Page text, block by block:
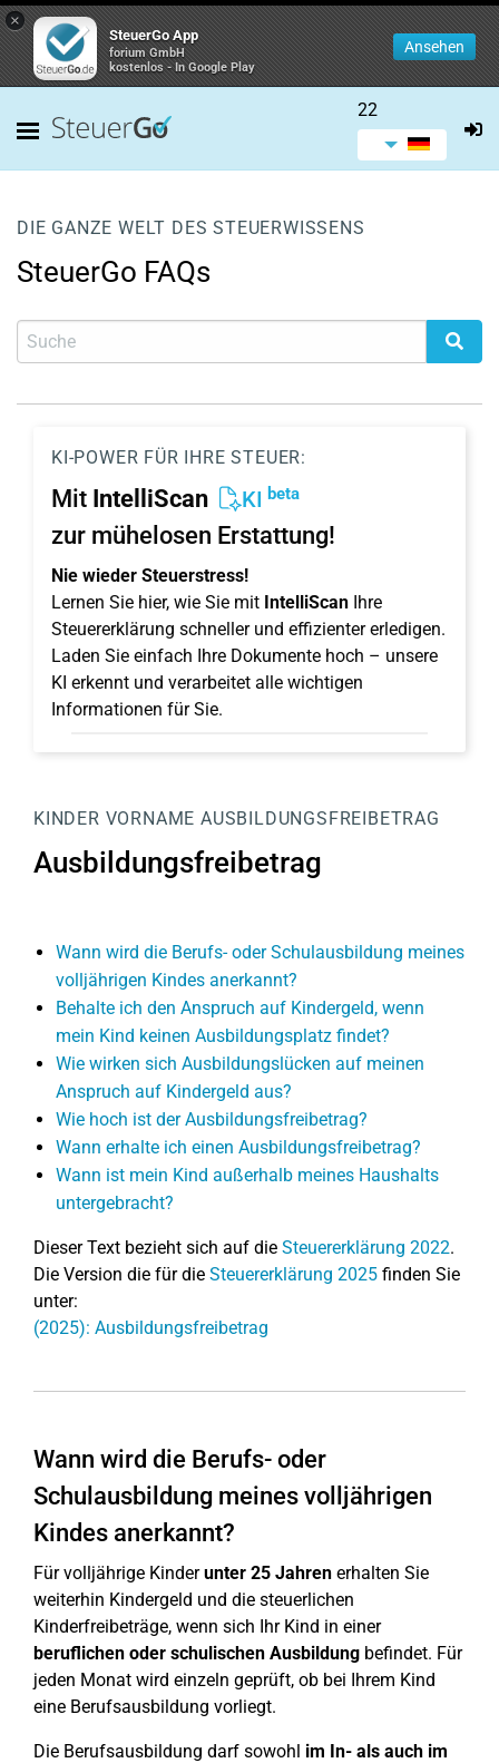
×
SteuerGo App
forium GmbH
kostenlos - In Google Play
Ansehen
22
DIE GANZE WELT DES STEUERWISSENS
SteuerGo FAQs
KI-POWER FÜR IHRE STEUER:
Mit IntelliScan KI beta
zur mühelosen Erstattung!
Nie wieder Steuerstress!
Lernen Sie hier, wie Sie mit IntelliScan Ihre
Steuererklärung schneller und effizienter erledigen.
Laden Sie einfach Ihre Dokumente hoch – unsere
KI erkennt und verarbeitet alle wichtigen
Informationen für Sie.
KINDER VORNAME AUSBILDUNGSFREIBETRAG
Ausbildungsfreibetrag
Wann wird die Berufs- oder Schulausbildung meines
volljährigen Kindes anerkannt?
Behalte ich den Anspruch auf Kindergeld, wenn
mein Kind keinen Ausbildungsplatz findet?
Wie wirken sich Ausbildungslücken auf meinen
Anspruch auf Kindergeld aus?
Wie hoch ist der Ausbildungsfreibetrag?
Wann erhalte ich einen Ausbildungsfreibetrag?
Wann ist mein Kind außerhalb meines Haushalts
untergebracht?
Dieser Text bezieht sich auf die Steuererklärung 2022.
Die Version die für die Steuererklärung 2025 finden Sie
unter:
(2025): Ausbildungsfreibetrag
Wann wird die Berufs- oder
Schulausbildung meines volljährigen
Kindes anerkannt?
Für volljährige Kinderunter 25 Jahren erhalten Sie
weiterhin Kindergeld und die steuerlichen
Kinderfreibeträge, wenn sich Ihr Kind in einer
beruflichen oder schulischen Ausbildung befindet. Für
jeden Monat wird einzeln geprüft, ob bei Ihrem Kind
eine Berufsausbildung vorliegt.
Die Berufsausbildung darf sowohl im In- als auch im